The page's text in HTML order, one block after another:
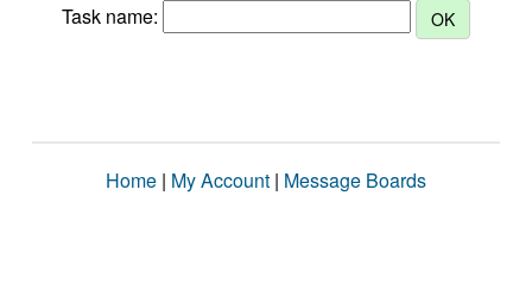
Task name:
Home | My Account | Message Boards